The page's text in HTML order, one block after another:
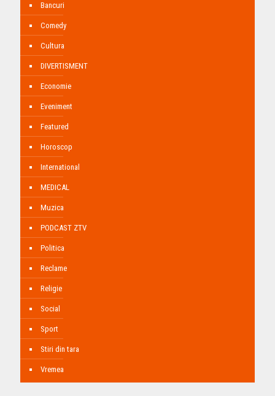
Bancuri
Comedy
Cultura
DIVERTISMENT
Economie
Eveniment
Featured
Horoscop
International
MEDICAL
Muzica
PODCAST ZTV
Politica
Reclame
Religie
Social
Sport
Stiri din tara
Vremea